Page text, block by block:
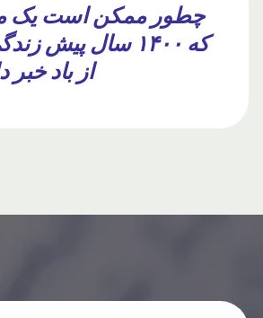
چطور ممکن است یک
که ۱۴۰۰ سال پیش
از باد خبر